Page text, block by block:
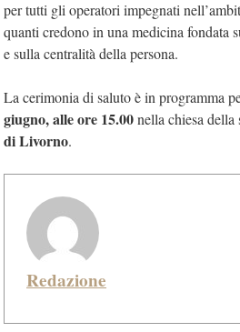
per tutti gli operatori impegnati
quanti credono in una medicina fondata
e sulla centralità della persona.
La cerimonia di saluto è in programma
giugno, alle ore 15.00nella chiesa della
di Livorno.
Redazione